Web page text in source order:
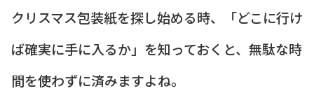
クリスマス包装紙を探し始める時、「どこに行け
ば確実に手に入るか」を知っておくと、無駄な時
間を使わずに済みますよね。